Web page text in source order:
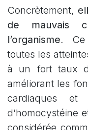
Concrètement,
de mauvais
l’organisme. Ce
toutes les
à un fort taux
améliorant les
cardiaques
d’homocystéine
considérée